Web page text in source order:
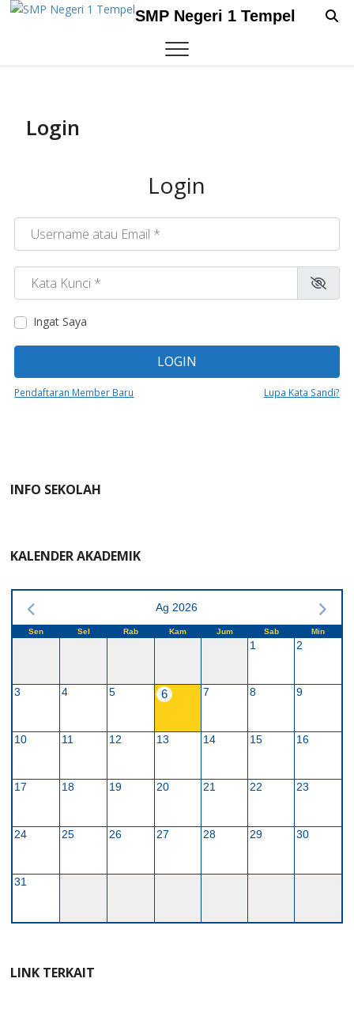
Skip
SMP Negeri 1 Tempel
Login
Login
Username atau Email*
Kata Kunci
Ingat Saya
LOGIN
Pendaftaran Member Baru Lupa Kata Sandi?
INFO SEKOLAH
KALENDER AKADEMIK
Ag 2026
Sen Sel Rab Kam Jum Sab Min
1 2
3 4 5 6 7 8 9
10 11 12 13 14 15 16
17 18 19 20 21 22 23
24 25 26 27 28 29 30
31
LINK TERKAIT